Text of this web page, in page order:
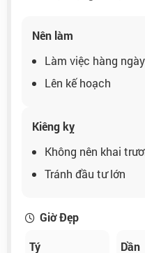
Nên làm
Làm việc hàng ngày
Lên kế hoạch
Kiêng kỵ
Không nên khai
Tránh đầu tư lớn
Giờ Đẹp
Tý
Dần